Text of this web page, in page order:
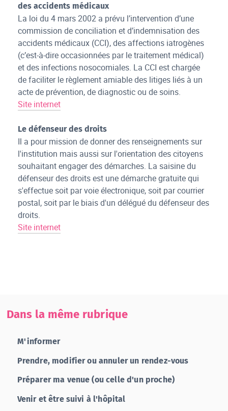
des accidents médicaux
La loi du 4 mars 2002 a prévu l’intervention d’une
commission de conciliation et d’indemnisation des
accidents médicaux (CCI), des affections iatrogènes
(c’est-à-dire occasionnées par le traitement médical)
et des infections nosocomiales. La CCI est chargée
de faciliter le règlement amiable des litiges liés à un
acte de prévention, de diagnostic ou de soins.
Site internet
Le défenseur des droits
Il a pour mission de donner des renseignements sur
l'institution mais aussi sur l'orientation des citoyens
souhaitant engager des démarches. La saisine du
défenseur des droits est une démarche gratuite qui
s'effectue soit par voie électronique, soit par courrier
postal, soit par le biais d'un délégué du défenseur des
droits.
Site internet
Dans la même rubrique
M'informer
Prendre, modifier ou annuler un rendez-vous
Préparer ma venue (ou celle d'un proche)
Venir et être suivi à l'hôpital